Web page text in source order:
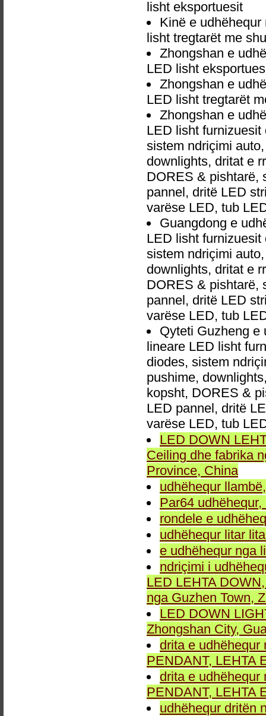
lisht eksportuesit
Kinë e
lisht tregtarët me
Zhongshan e
LED lisht
Zhongshan e
LED lisht tregtarët
Zhongshan e
LED lisht
sistem ndriçimi
downlights, dritat e
DORES & pishtarë,
pannel, dritë LED
varëse LED, tub
Guangdong e
LED lisht
sistem ndriçimi
downlights, dritat e
DORES & pishtarë,
pannel, dritë LED
varëse LED, tub
Qyteti Guzheng e
lineare LED lisht
diodes, sistem
pushime,
kopsht, DORES &
LED pannel, dritë
varëse LED, tub
LED DOWN
Ceiling dhe fabrika
Province, China
udhëhequr
Par64
rondele e
udhëhequr litar
e udhëhequr nga
ndriçimi i
LED LEHTA
nga Guzhen Town,
LED DOWN
Zhongshan City,
drita e udhëhequr
PENDANT, LEHTA
drita e udhëhequr
PENDANT, LEHTA
udhëhequr dritën